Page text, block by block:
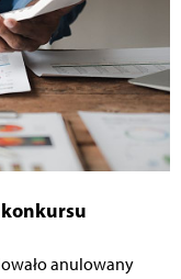
konkursu
anulowany